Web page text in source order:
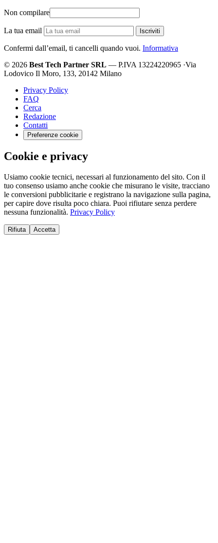
Non compilare
La tua email Iscriviti
Confermi dall’email, ti cancelli quando vuoi. Informativa
© 2026 Best Tech Partner SRL — P.IVA 13224220965 ·Via
Lodovico Il Moro, 133, 20142 Milano
Privacy Policy
FAQ
Cerca
Redazione
Contatti
Preferenze cookie
Cookie e privacy
Usiamo cookie tecnici, necessari al funzionamento del sito. Con il
tuo consenso usiamo anche cookie che misurano le visite, tracciano
le conversioni pubblicitarie e registrano la navigazione sulla pagina,
per capire dove risulta poco chiara. Puoi rifiutare senza perdere
nessuna funzionalità. Privacy Policy
Rifiuta Accetta